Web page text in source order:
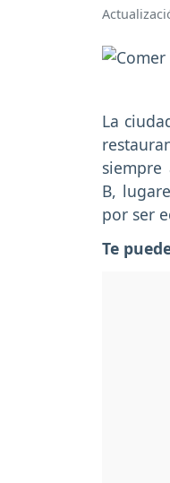
La
B,
por ser
Te